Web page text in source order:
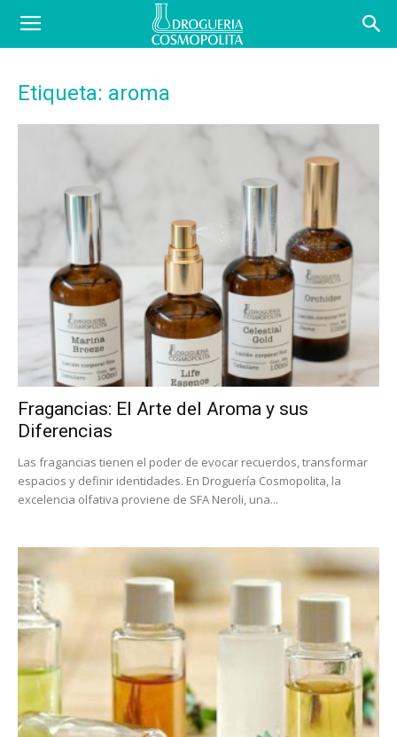
COSBLOG
Etiqueta: aroma
Fragancias: El Arte del Aroma y sus
Diferencias
Las fragancias tienen el poder de evocar recuerdos, transformar
espacios y definir identidades. En Droguería Cosmopolita, la
excelencia olfativa proviene de SFA Neroli, una...